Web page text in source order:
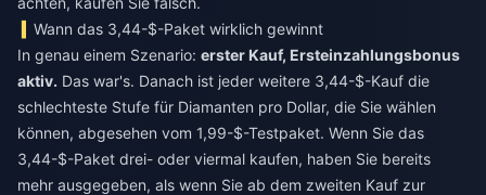
Wann das 3,44-$-Paket wirklich gewinnt
In genau einem Szenario: erster Kauf, Ersteinzahlungsbonus
aktiv. Das war's. Danach ist jeder weitere 3,44-$-Kauf die
schlechteste Stufe für Diamanten pro Dollar, die Sie wählen
können, abgesehen vom 1,99-$-Testpaket. Wenn Sie das
3,44-$-Paket drei- oder viermal kaufen, haben Sie bereits
mehr ausgegeben, als wenn Sie ab dem zweiten Kauf zur